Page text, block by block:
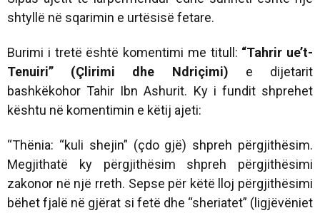
shtyllë në sqarimin e urtësisë fetare.
Burimi i tretë është komentimi me titull: “Tahrir ue’t-
Tenuiri” (Çlirimi dhe Ndriçimi) e dijetarit
bashkëkohor Tahir Ibn Ashurit. Ky i fundit shprehet
kështu në komentimin e këtij ajeti:
“Thënia: “kuli shejin” (çdo gjë) shpreh përgjithësim.
Megjithatë ky përgjithësim shpreh përgjithësimi
zakonor në një rreth. Sepse për këtë lloj përgjithësimi
bëhet fjalë në gjërat si fetë dhe “sheriatet” (ligjëvëniet